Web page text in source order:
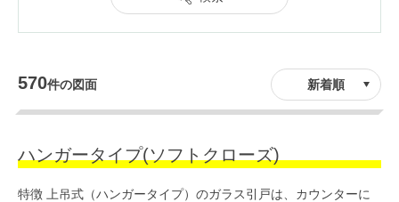
570件の図面
ハンガータイプ(ソフトクローズ)
特徴 上吊式（ハンガータイプ）のガラス引戸は、カウンターに